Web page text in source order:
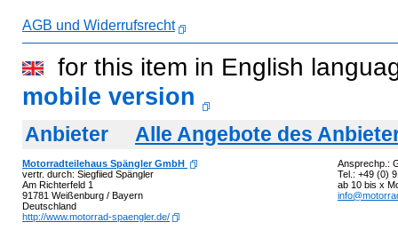
AGB und Widerrufsrecht
for this item in English
mobile version
Anbieter Alle Angebote des
Motorradteilehaus Spängler GmbH
vertr. durch: Siegfiied Spängler
Am Richterfeld 1
91781 Weißenburg / Bayern
Deutschland
http://www.motorrad-spaengler.de/
Ansprechp.:
Tel.: +49 (0)
ab 10 bis x